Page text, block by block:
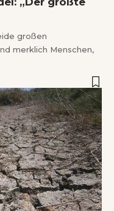
großen
merklich Menschen,